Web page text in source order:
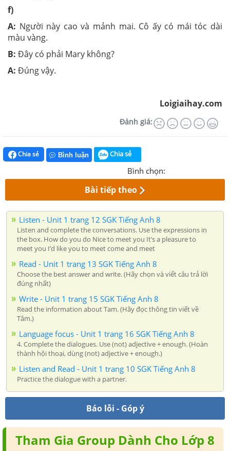
f)
A: Người này cao và mảnh mai. Cô ấy có mái tóc dài
màu vàng.
B: Đây có phải Mary không?
A: Đúng vậy.
Loigiaihay.com
Đánh giá:
Chia sẻ Bình luận Chia sẻ
Bình chọn:
Bài tiếp theo
Listen - Unit 1 trang 12 SGK Tiếng Anh 8
Listen and complete the conversations. Use the expressions in
the box. How do you do Nice to meet you It’s a pleasure to
meet you I’d like you to meet come and meet
Read - Unit 1 trang 13 SGK Tiếng Anh 8
Choose the best answer and write. (Hãy chọn và viết câu trả lời
đúng nhất)
Write - Unit 1 trang 15 SGK Tiếng Anh 8
Read the information about Tam. (Hãy đọc thông tin viết về
Tâm.)
Language focus - Unit 1 trang 16 SGK Tiếng Anh 8
4. Complete the dialogues. Use (not) adjective + enough. (Hoàn
thành hội thoại, dùng (not) adjective + enough.)
Listen and Read - Unit 1 trang 10 SGK Tiếng Anh 8
Practice the dialogue with a partner.
Báo lỗi - Góp ý
Tham Gia Group Dành Cho Lớp 8